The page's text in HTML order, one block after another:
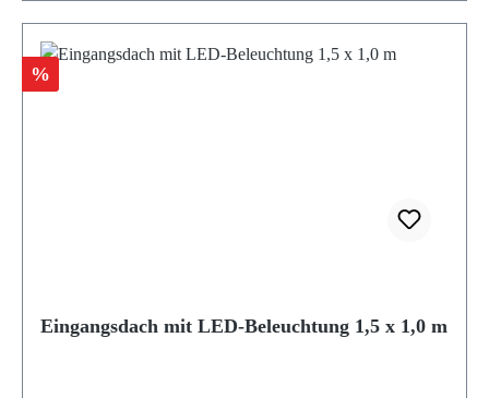
Rabatt
%
Eingangsdach mit LED-Beleuchtung 1,5 x 1,0 m